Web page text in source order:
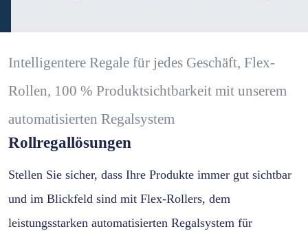
Intelligentere Regale für jedes Geschäft, Flex-
Rollen, 100 % Produktsichtbarkeit mit unserem
automatisierten Regalsystem
Rollregallösungen
Stellen Sie sicher, dass Ihre Produkte immer gut sichtbar
und im Blickfeld sind mit Flex-Rollers, dem
leistungsstarken automatisierten Regalsystem für